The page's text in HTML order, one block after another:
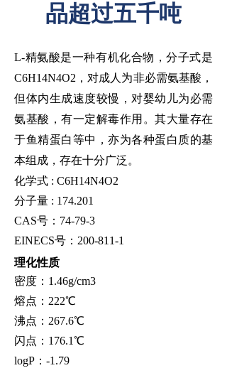
品超过五千吨
L-精氨酸是一种有机化合物 ，分子式是
C6H14N4O2 ，对成人为非必需氨基酸 ，
但体内生成速度较慢，对婴幼儿为必需
氨基酸 ，有一定解毒作用 。其大量存在
于鱼精蛋白等中，亦为各种蛋白质的基
本组成，存在十分广泛。
化学式 : C6H14N4O2
分子量 : 174.201
CAS号 ： 74-79-3
EINECS号： 200-811-1
理化性质
密度： 1.46g/cm3
熔点： 222℃
沸点： 267.6℃
闪点： 176.1℃
logP：-1.79